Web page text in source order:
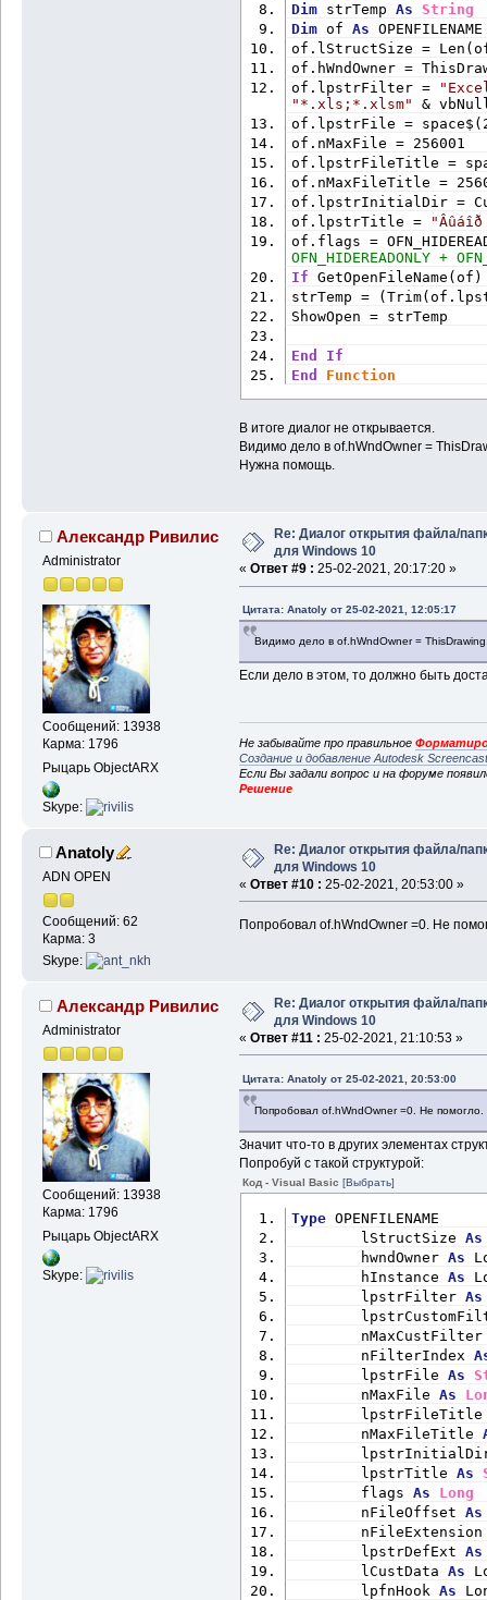
Dim b(MAX_PATH) As
Dim pItem As LongPtr
Dim sFullPath As
Dim bi As BROWSEINFO
Dim ppidl As Long
sInitFolder =
' Note VBA windows
property.
bi.hWndOwner = 0
bi.pidlRoot = 0 'ppidl
bi.pszDisplayName =
bi.lpszTitle =
If
pItem =
If pItem
If
ReturnPath =
vbNullChar) - 1)
CoTaskMemFree pItem
End If
End
If ReturnPath <> ""
If Right$(ReturnPath,
ReturnPath =
End If
FolderBrowse =
End Function
Private
Function
ByVal uMsg
sData As String) As
If uMsg =
SendMessageA hWnd,
End Function
Private Function
LongPtr) As LongPtr
PtrToFunction =
End Function
Private Function
String
If Right$(sPath, 1) =
If Len(sPath) > 3
- 1) ' Strip backslash
If Len(sPath) = 2
backslash to root
CorrectPath = sPath
Function
Function
As
Boolean
As
Long
Resume
Next
att =
Err.Number = 0 Then
FolderExists = True
Err.Clear
FolderExists = False
GoTo 0
Function
Dim strTemp As
String
Dim of As OPENFILENAME
of.lStructSize =
of.hWndOwner =
of.lpstrFilter =
"*.xls;*.xlsm"
&
of.lpstrFile =
of.nMaxFile = 256001
of.lpstrFileTitle =
of.nMaxFileTitle =
of.lpstrInitialDir =
of.lpstrTitle =
of.flags =
OFN_HIDEREADONLY +
If
strTemp =
ShowOpen = strTemp
End
If
End
Function
В итоге диалог не открывается.
Видимо дело в of.hWndOwner =
Нужна помощь.
Александр Ривилис
Administrator
Сообщений: 13938
Карма: 1796
Рыцарь ObjectARX
Skype:
Re: Диалог открытия файла/
для Windows 10
« Ответ #9 : 25-02-2021, 20:17:20 »
Цитата: Anatoly от 25-02-2021, 12:05:17
Видимо дело в of.hWndOwner =
Если дело в этом, то должно быть
Не забывайте про правильное
Создание и добавление Autodesk
Если Вы задали вопрос и на форуме
Решение
Anatoly
ADN OPEN
Сообщений: 62
Карма: 3
Skype:
Re: Диалог открытия файла/
для Windows 10
« Ответ #10 : 25-02-2021, 20:53:00 »
Попробовал of.hWndOwner =0. Не
Александр Ривилис
Administrator
Сообщений: 13938
Карма: 1796
Рыцарь ObjectARX
Skype:
Re: Диалог открытия файла/
для Windows 10
« Ответ #11 : 25-02-2021, 21:10:53 »
Цитата: Anatoly от 25-02-2021, 20:53:00
Попробовал of.hWndOwner =0. Не помогло.
Значит что-то в других элементах
Попробуй с такой структурой:
Код - Visual Basic [Выбрать]
Type OPENFILENAME
lStructSize As
hwndOwner As
hInstance As
lpstrFilter As
nFilterIndex
lpstrFile As
nMaxFile As
nMaxFileTitle
lpstrTitle As
flags As
Long
nFileOffset As
lpstrDefExt As
lCustData As
lpfnHook As